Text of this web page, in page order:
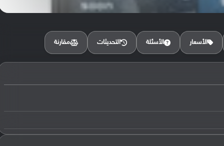
الأسعار الأسئلة التحديثات مقارنة